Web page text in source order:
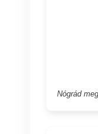
Nógrád